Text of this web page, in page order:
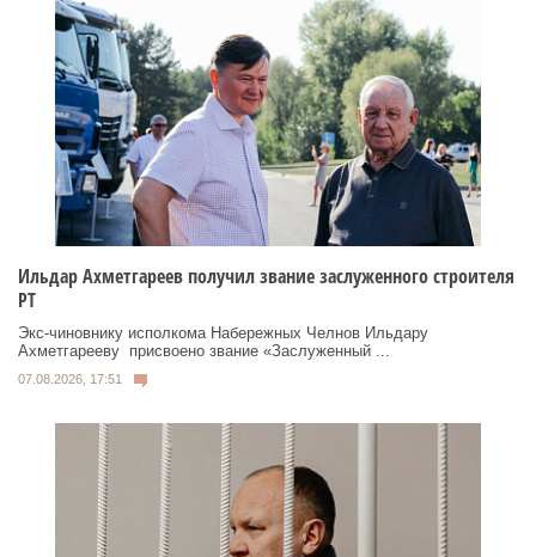
Ильдар Ахметгареев получил звание заслуженного строителя
РТ
Экс‑чиновнику исполкома Набережных Челнов Ильдару
Ахметгарееву присвоено звание «Заслуженный ...
07.08.2026, 17:51